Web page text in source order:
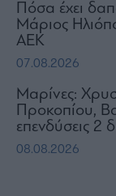
Πόσα έχει
Μάριος
ΑΕΚ
07.08.2026
Μαρίνες:
Προκοπίου,
επενδύσεις 2
08.08.2026